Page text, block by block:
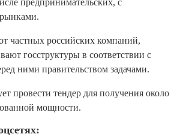
предпринимательских, с
частных российских компаний,
госструктуры в соответствии с
ними правительством задачами.
провести тендер для получения около
мощности.